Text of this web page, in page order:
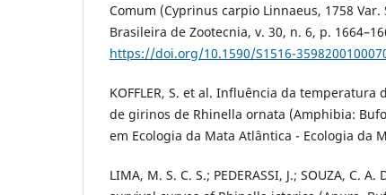
Comum (Cyprinus carpio Linnaeus, 1758 Var.
Brasileira de Zootecnia, v. 30, n. 6, p.
https://doi.org/10.1590/S1516-
KOFFLER, S. et al. Influência da
de girinos de Rhinella ornata (Amphibia:
em Ecologia da Mata Atlântica - Ecologia da
LIMA, M. S. C. S.; PEDERASSI, J.; SOUZA, C.